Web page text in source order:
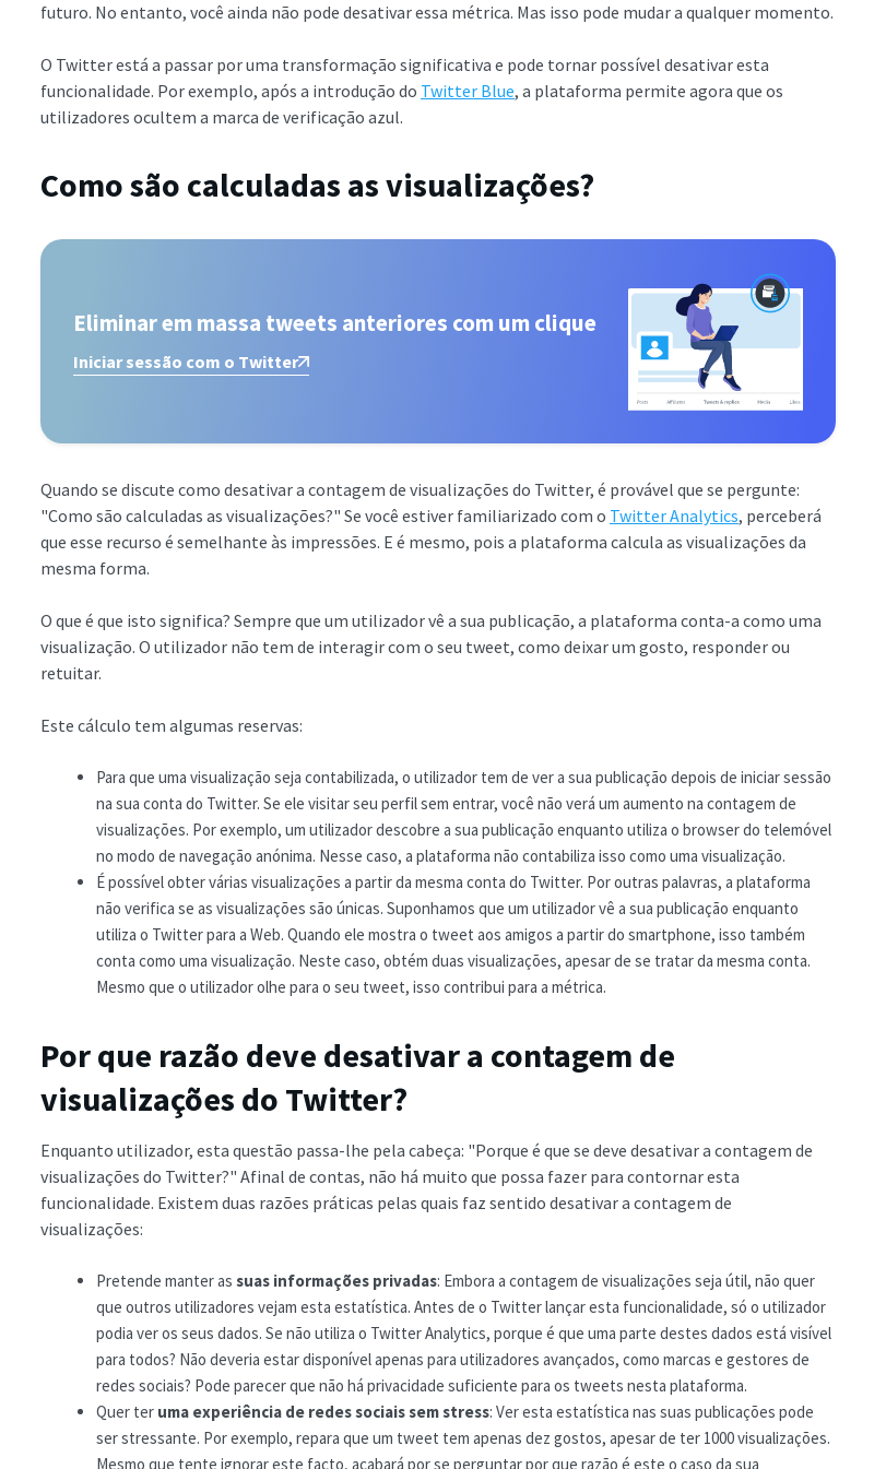
futuro. No entanto, você ainda não pode desativar essa métrica. Mas isso pode mudar a qualquer momento.
O Twitter está a passar por uma transformação significativa e pode tornar possível desativar esta
funcionalidade. Por exemplo, após a introdução do Twitter Blue, a plataforma permite agora que os
utilizadores ocultem a marca de verificação azul.
Como são calculadas as visualizações?
Eliminar em massa tweets anteriores com um clique
Iniciar sessão com o Twitter
Quando se discute como desativar a contagem de visualizações do Twitter, é provável que se pergunte:
"Como são calculadas as visualizações?" Se você estiver familiarizado com o Twitter Analytics, perceberá
que esse recurso é semelhante às impressões. E é mesmo, pois a plataforma calcula as visualizações da
mesma forma.
O que é que isto significa? Sempre que um utilizador vê a sua publicação, a plataforma conta-a como uma
visualização. O utilizador não tem de interagir com o seu tweet, como deixar um gosto, responder ou
retuitar.
Este cálculo tem algumas reservas:
Para que uma visualização seja contabilizada, o utilizador tem de ver a sua publicação depois de iniciar sessão
na sua conta do Twitter. Se ele visitar seu perfil sem entrar, você não verá um aumento na contagem de
visualizações. Por exemplo, um utilizador descobre a sua publicação enquanto utiliza o browser do telemóvel
no modo de navegação anónima. Nesse caso, a plataforma não contabiliza isso como uma visualização.
É possível obter várias visualizações a partir da mesma conta do Twitter. Por outras palavras, a plataforma
não verifica se as visualizações são únicas. Suponhamos que um utilizador vê a sua publicação enquanto
utiliza o Twitter para a Web. Quando ele mostra o tweet aos amigos a partir do smartphone, isso também
conta como uma visualização. Neste caso, obtém duas visualizações, apesar de se tratar da mesma conta.
Mesmo que o utilizador olhe para o seu tweet, isso contribui para a métrica.
Por que razão deve desativar a contagem de
visualizações do Twitter?
Enquanto utilizador, esta questão passa-lhe pela cabeça: "Porque é que se deve desativar a contagem de
visualizações do Twitter?" Afinal de contas, não há muito que possa fazer para contornar esta
funcionalidade. Existem duas razões práticas pelas quais faz sentido desativar a contagem de
visualizações:
Pretende manter as suas informações privadas: Embora a contagem de visualizações seja útil, não quer
que outros utilizadores vejam esta estatística. Antes de o Twitter lançar esta funcionalidade, só o utilizador
podia ver os seus dados. Se não utiliza o Twitter Analytics, porque é que uma parte destes dados está visível
para todos? Não deveria estar disponível apenas para utilizadores avançados, como marcas e gestores de
redes sociais? Pode parecer que não há privacidade suficiente para os tweets nesta plataforma.
Quer ter uma experiência de redes sociais sem stress: Ver esta estatística nas suas publicações pode
ser stressante. Por exemplo, repara que um tweet tem apenas dez gostos, apesar de ter 1000 visualizações.
Mesmo que tente ignorar este facto, acabará por se perguntar por que razão é este o caso da sua